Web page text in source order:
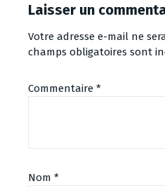
Laisser un
Votre adresse e-mail ne
champs obligatoires sont
Commentaire *
Nom *